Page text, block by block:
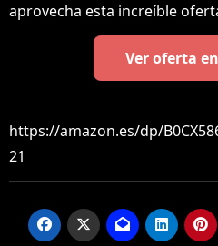
aprovecha esta increíble
Ver oferta
https://amazon.es/dp/
21